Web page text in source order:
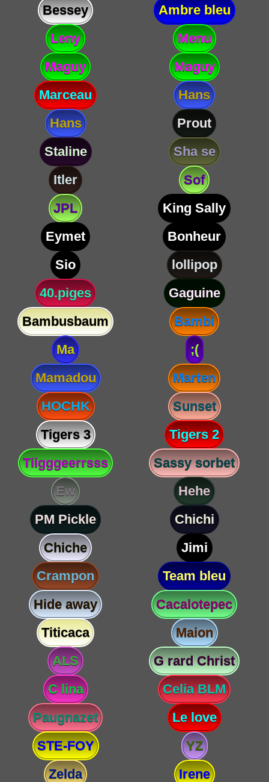
Bessey
Ambre bleu
Leny
Menu
Maguy
Maguy
Marceau
Hans
Hans
Prout
Staline
Sha se
Itler
Sof
JPL
King Sally
Eymet
Bonheur
Sio
lollipop
40.piges
Gaguine
Bambusbaum
Bambi
Ma
;(
Mamadou
Marten
HOCHK
Sunset
Tigers 3
Tigers 2
Tiigggeerrsss
Sassy sorbet
Ew
Hehe
PM Pickle
Chichi
Chiche
Jimi
Crampon
Team bleu
Hide away
Cacalotepec
Titicaca
Maion
ALS
G rard Christ
C lina
Celia BLM
Paugnazet
Le love
STE-FOY
YZ
Zelda
Irene